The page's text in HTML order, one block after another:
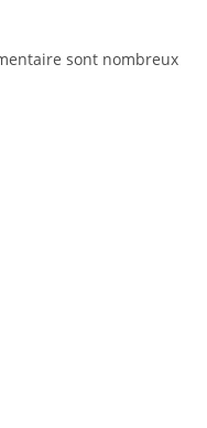
sont nombreux